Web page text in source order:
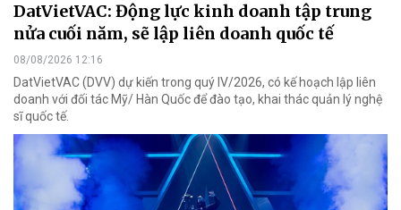
DatVietVAC: Động lực kinh doanh tập trung
nửa cuối năm, sẽ lập liên doanh quốc tế
08/08/2026 12:16
DatVietVAC (DVV) dự kiến trong quý IV/2026, có kế hoạch lập liên
doanh với đối tác Mỹ/ Hàn Quốc để đào tạo, khai thác quản lý nghệ
sĩ quốc tế.